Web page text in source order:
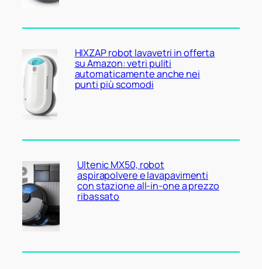
HIXZAP robot lavavetri in offerta
su Amazon: vetri puliti
automaticamente anche nei
punti più scomodi
Ultenic MX50, robot
aspirapolvere e lavapavimenti
con stazione all-in-one a prezzo
ribassato